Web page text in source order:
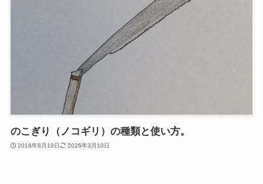
のこぎり（ノコギリ）の種類と使い方。
2016年8月19日 2026年3月10日